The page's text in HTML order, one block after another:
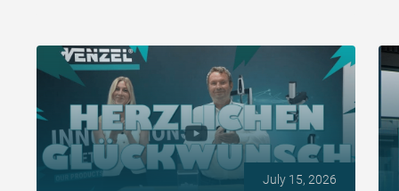
July 15, 2026